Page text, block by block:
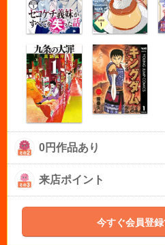
0円作品あり
来店ポイント
今すぐ会員登